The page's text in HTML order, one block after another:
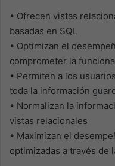
• Ofrecen vistas
basadas en SQL
• Optimizan el
comprometer la
• Permiten a los
toda la información
• Normalizan la
vistas relacionales
• Maximizan el
optimizadas a través de